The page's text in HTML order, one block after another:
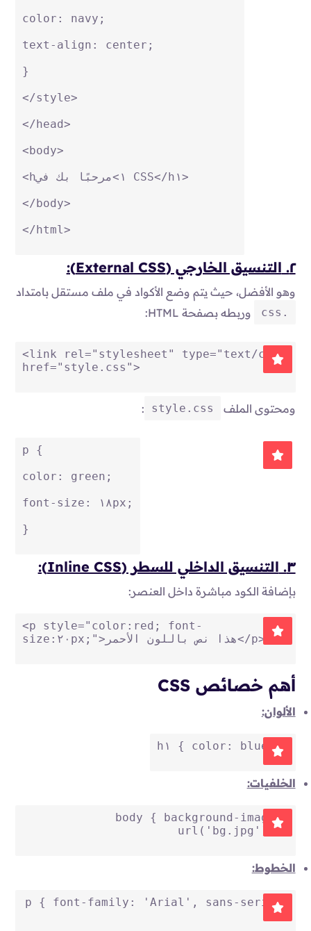
color : navy;
text-align : center;
}
</style>
</head>
<body>
<
h١ >مرحبًا بك في CSS</ h١>
</body>
</html>
٢. التنسيق الخارجي (External CSS):
وهو الأفضل، حيث يتم وضع الأكواد في ملف مستقل بامتداد
.css وربطه بصفحة HTML:
<link rel="stylesheet" type="text/css"
href="style.css">
ومحتوى الملف style.css
:
p {
color : green;
font-size : ١٨px ;
}
٣. التنسيق الداخلي للسطر (Inline CSS):
بإضافة الكود مباشرة داخل العنصر:
<p style="color:red; font-
size:٢٠px;"
>هذا نص باللون الأحمر</p>
أهم خصائص CSS
الألوان:
h١ { color : blue; }
الخلفيات:
body { background-image
url ( 'bg.jpg' ); }
الخطوط:
p { font-family : 'Arial' , sans-serif;
}